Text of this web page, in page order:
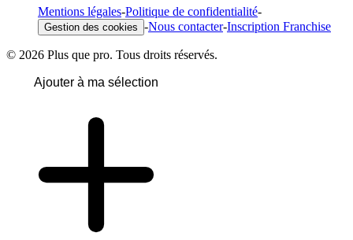
Mentions légales-Politique de confidentialité-
Gestion des cookies -Nous contacter-Inscription Franchise
© 2026 Plus que pro. Tous droits réservés.
Ajouter à ma sélection